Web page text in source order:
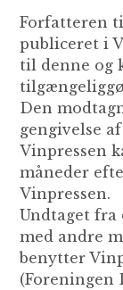
Forfatteren
publiceret i
til denne og
Den
gengivelse
Vinpressen
måneder
Vinpressen.
Undtaget
med andre
benytter
(Foreningen